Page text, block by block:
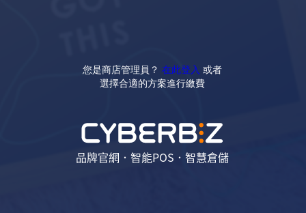
您是商店管理員？ 在此登入 或者
選擇合適的方案進行繳費